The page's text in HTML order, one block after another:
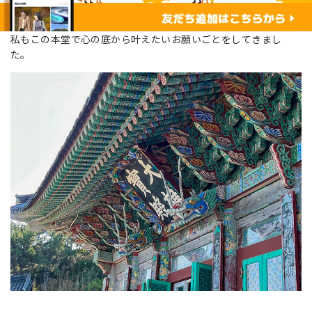
私もこの本堂で心の底から叶えたいお願いごとをしてきまし
た。